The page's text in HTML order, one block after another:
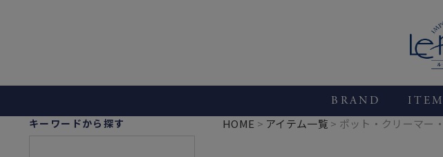
BRAND ITEM
キーワードから探す HOME アイテム一覧 ポット・クリーマー